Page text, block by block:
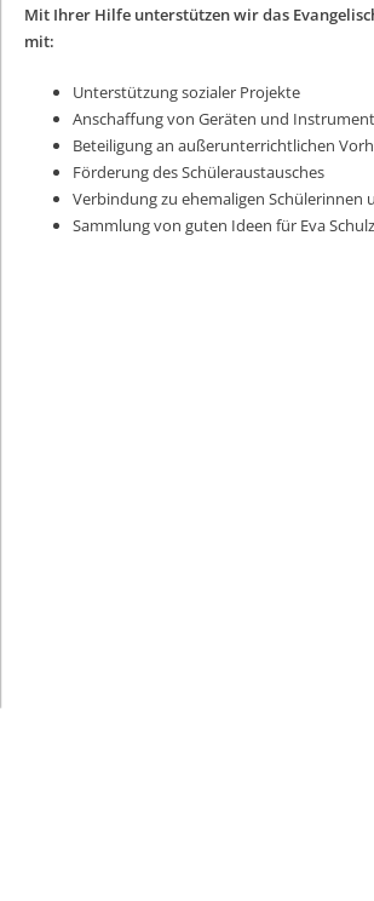
Mit Ihrer Hilfe unterstützen wir das
mit:
Unterstützung sozialer Projekte
Anschaffung von Geräten und
Beteiligung an außerunterrichtlichen
Förderung des Schüleraustausches
Verbindung zu ehemaligen Schülerinnen
Sammlung von guten Ideen für Eva